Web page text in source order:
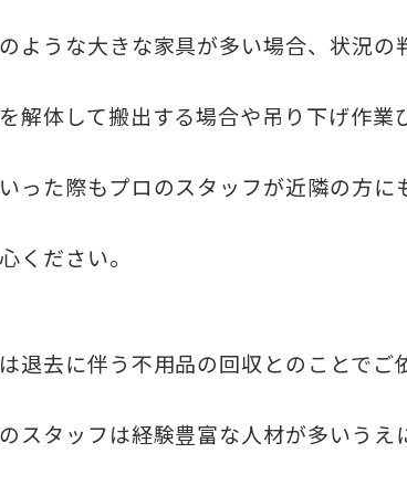
ような大きな家具が多い場合、状況
解体して搬出する場合や吊り下げ作業
った際もプロのスタッフが近隣の方
ください。
退去に伴う不用品の回収とのことでご
スタッフは経験豊富な人材が多いうえ